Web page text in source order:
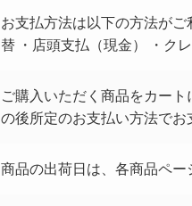
お支払方法は以下の方法が
替 ・店頭支払（現金） ・ク
ご購入いただく商品をカー
の後所定のお支払い方法でお
商品の出荷日は、各商品ペー